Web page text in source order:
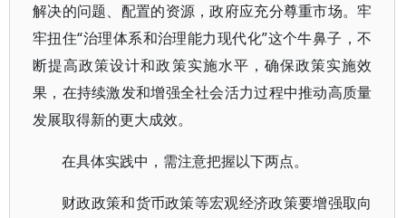
解决的问题、配置的资源，政府应充分尊重市场。牢
牢扭住“治理体系和治理能力现代化”这个牛鼻子，不
断提高政策设计和政策实施水平，确保政策实施效
果，在持续激发和增强全社会活力过程中推动高质量
发展取得新的更大成效。
在具体实践中，需注意把握以下两点。
财政政策和货币政策等宏观经济政策要增强取向